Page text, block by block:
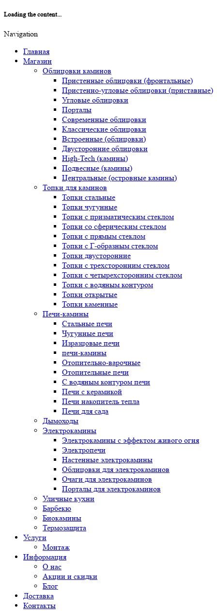
Loading the content...
Navigation
Главная
Магазин
Облицовки каминов
Пристенные облицовки (фронтальные)
Пристенно-угловые облицовки (приставные)
Угловые облицовки
Порталы
Современные облицовки
Классические облицовки
Встроенные (облицовки)
Двусторонние облицовки
High-Tech (камины)
Подвесные (камины)
Центральные (островные камины)
Топки для каминов
Топки стальные
Топки чугунные
Топки с призматическим стеклом
Топки со сферическим стеклом
Топки с прямым стеклом
Топки с Г-образным стеклом
Топки двусторонние
Топки с трехсторонним стеклом
Топки с четырехсторонним стеклом
Топки с водяным контуром
Топки открытые
Топки каменные
Печи-камины
Стальные печи
Чугунные печи
Изразцовые печи
печи-камины
Отопительно-варочные
Отопительные печи
С водяным контуром печи
Печи с керамикой
Печи накопитель тепла
Печи для сада
Дымоходы
Электрокамины
Электрокамины с эффектом живого огня
Электропечи
Настенные электрокамины
Облицовки для электрокаминов
Очаги для электрокаминов
Порталы для электрокаминов
Уличные кухни
Барбекю
Биокамины
Термозащита
Услуги
Монтаж
Информация
О нас
Акции и скидки
Блог
Доставка
Контакты